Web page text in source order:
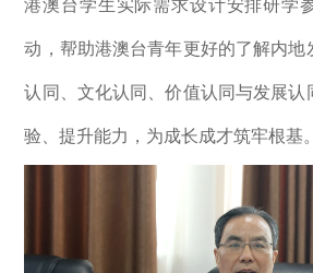
港澳台学生实际需求设计安排研学
动，帮助港澳台青年更好的了解内地
认同、文化认同、价值认同与发展
验、提升能力，为成长成才筑牢根基。